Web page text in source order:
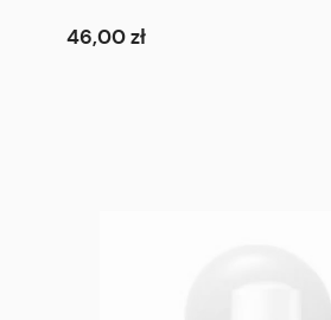
46,00 zł